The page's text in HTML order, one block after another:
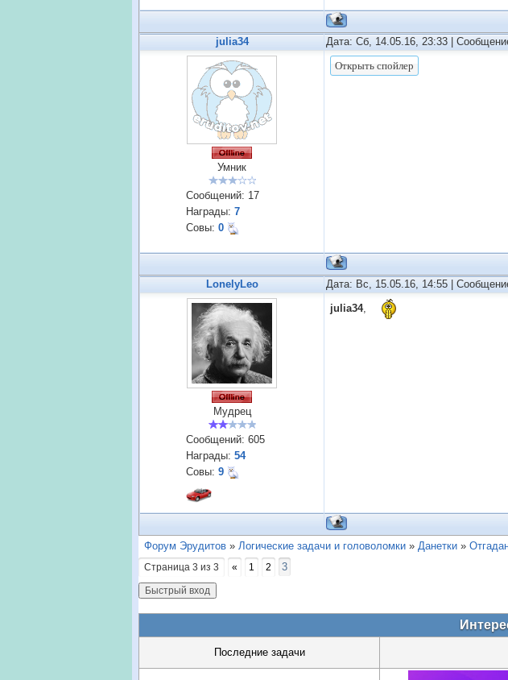
julia34 Дата: Сб, 14.05.16, 23:33 |
Умник
Сообщений: 17
Награды: 7
Совы: 0
LonelyLeo Дата: Вс, 15.05.16, 14:55 |
Мудрец
Сообщений: 605
Награды: 54
Совы: 9
julia34,
Форум Эрудитов » Логические задачи и головоломки » Данетки »
Страница 3 из 3 « 1 2
3
Последние задачи